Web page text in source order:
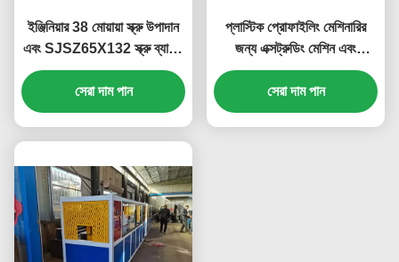
ইঞ্জিনিয়ার 38 মোয়ায়া স্ক্রু উপাদান
এবং SJSZ65X132 স্ক্রু ব্যাসার্ধ
সহ প্লাস্টিক প্রোফাইল এক্সট্রুশন
লাইন সার্ভিস করার অনুমতি দেয়
সেরা দাম পান
প্লাস্টিক প্রোফাইলিং মেশিনারির
জন্য এক্সট্রুডিং মেশিন এবং
ব্যবহারকারী-বান্ধব
সেরা দাম পান